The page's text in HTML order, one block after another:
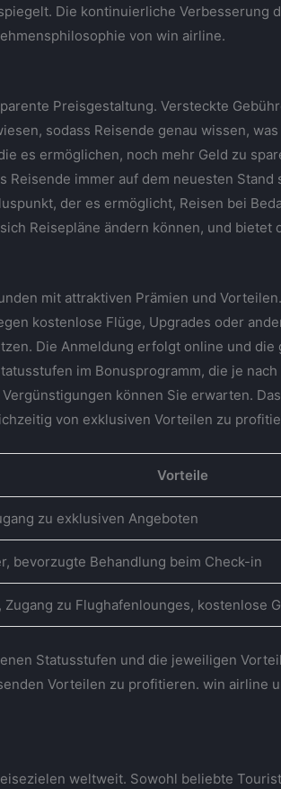
Die kontinuierliche Verbesserung
von win airline.
Preisgestaltung. Versteckte
sodass Reisende genau wissen,
es ermöglichen, noch mehr Geld zu
immer auf dem neuesten
der es ermöglicht, Reisen bei
Reisepläne ändern können, und
mit attraktiven Prämien und
kostenlose Flüge, Upgrades oder
Die Anmeldung erfolgt online und
im Bonusprogramm, die je
können Sie erwarten.
von exklusiven Vorteilen zu
Vorteile
zu exklusiven Angeboten
bevorzugte Behandlung beim Check-in
zu Flughafenlounges, kostenlose
Statusstufen und die jeweiligen
Vorteilen zu profitieren. win airline
weltweit. Sowohl beliebte